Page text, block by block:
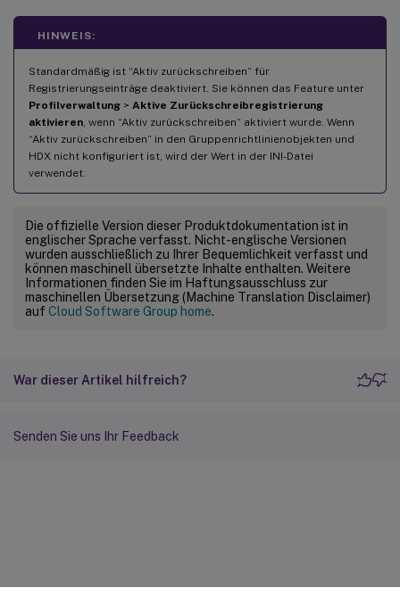
HINWEIS:
Standardmäßig ist “Aktiv zurückschreiben” für
Registrierungseinträge deaktiviert. Sie können das Feature unter
Profilverwaltung > Aktive Zurückschreibregistrierung
aktivieren , wenn “Aktiv zurückschreiben” aktiviert wurde. Wenn
“Aktiv zurückschreiben” in den Gruppenrichtlinienobjekten und
HDX nicht konfiguriert ist, wird der Wert in der INI-Datei
verwendet.
Die offizielle Version dieser Produktdokumentation ist in
englischer Sprache verfasst. Nicht-englische Versionen
wurden ausschließlich zu Ihrer Bequemlichkeit verfasst und
können maschinell übersetzte Inhalte enthalten. Weitere
Informationen finden Sie im Haftungsausschluss zur
maschinellen Übersetzung (Machine Translation Disclaimer)
auf Cloud Software Group home.
War dieser Artikel hilfreich?
Senden Sie uns Ihr Feedback